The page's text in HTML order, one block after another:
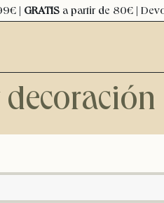
| GRATIS a partir de 80€ |